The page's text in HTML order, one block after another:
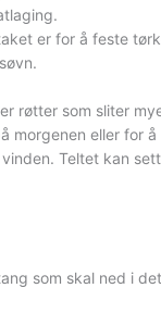
er for å feste
røtter som sliter
morgenen eller for
Teltet kan
som skal ned i